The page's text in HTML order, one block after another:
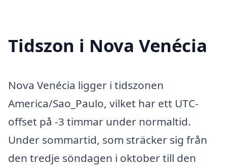
Tidszon i Nova Venécia
Nova Venécia ligger i tidszonen
America/Sao_Paulo, vilket har ett UTC-
offset på -3 timmar under normaltid.
Under sommartid, som sträcker sig från
den tredje söndagen i oktober till den